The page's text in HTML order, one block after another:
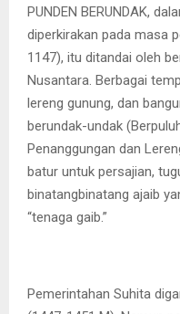
PUNDEN BERUNDAK,
diperkirakan pada masa
1147), itu ditandai oleh
Nusantara. Berbagai
lereng gunung, dan
berundak-undak
Penanggungan dan
batur untuk persajian,
binatangbinatang ajaib
“tenaga gaib.”
Pemerintahan Suhita